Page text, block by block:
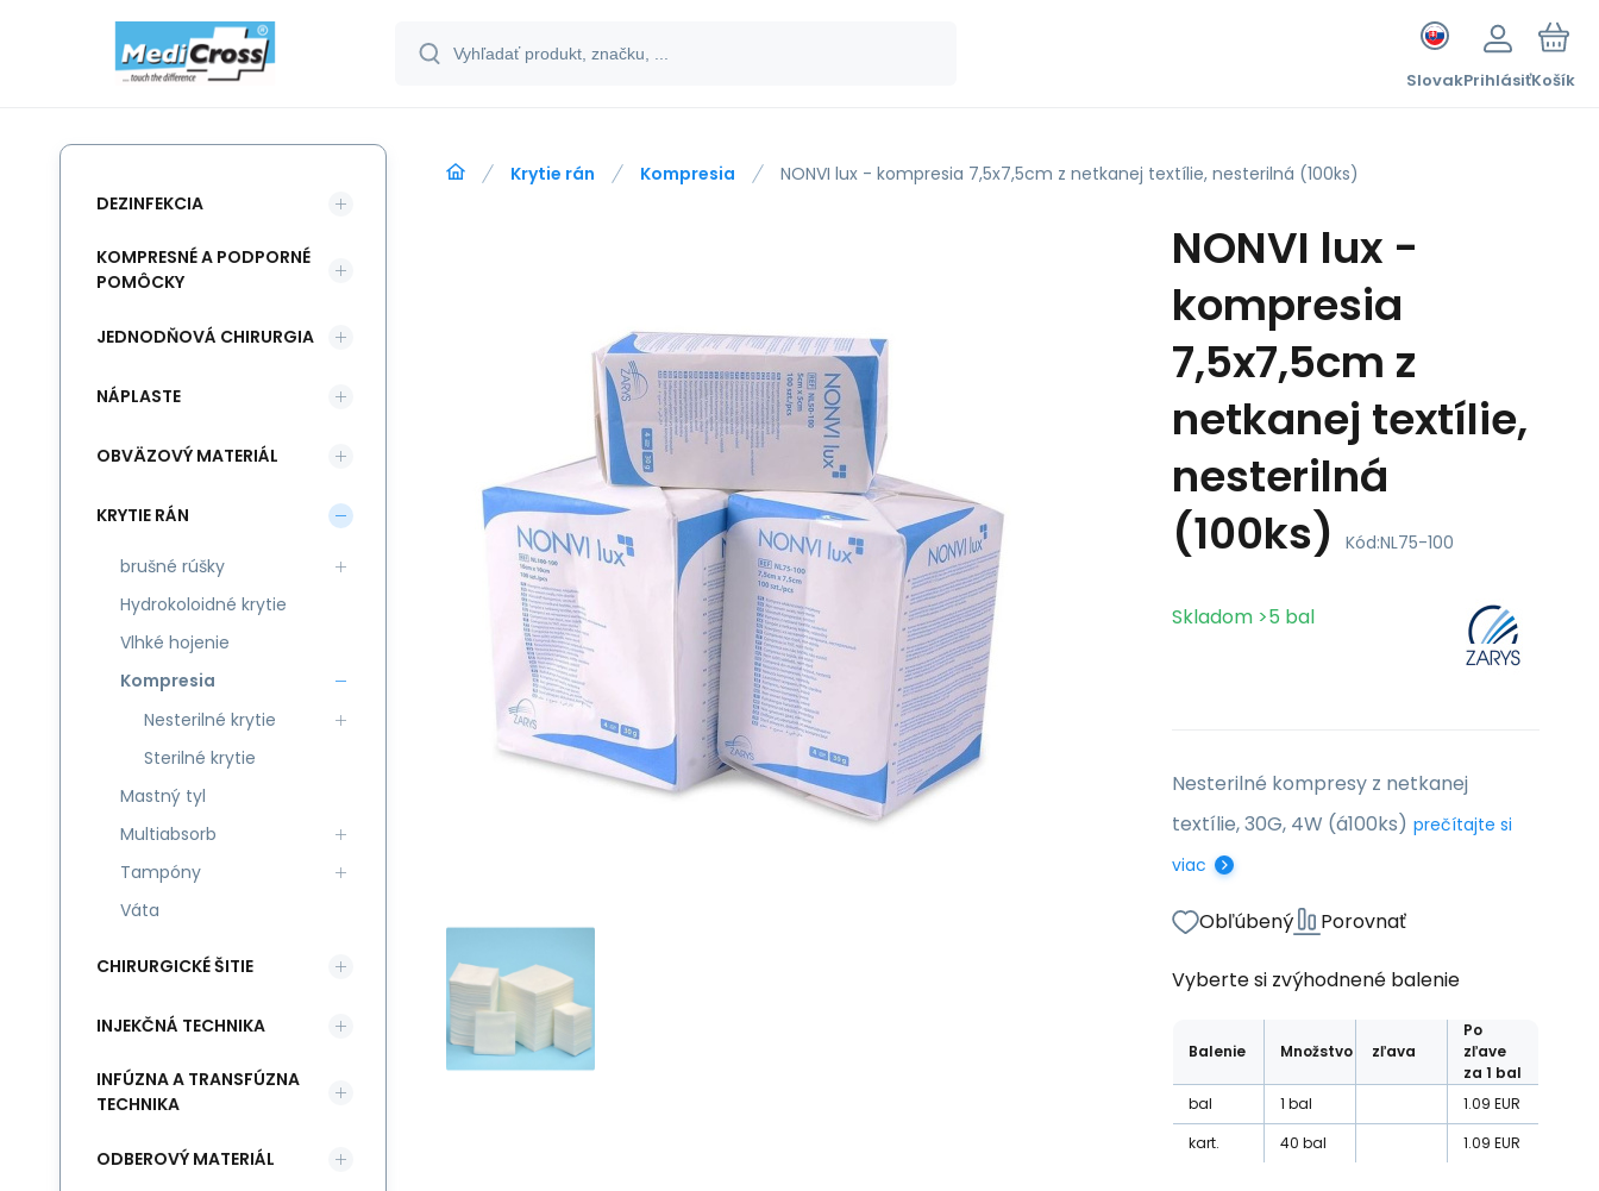
SlovakPrihlásiťKošík
Krytie rán Kompresia NONVI lux - kompresia 7,5x7,5cm z netkanej textílie, nesterilná (100ks)
NONVI lux -
kompresia
7,5x7,5cm z
netkanej textílie,
nesterilná
(100ks)
Kód:NL75-100
Skladom >5 bal
Nesterilné kompresy z netkanej
textílie, 30G, 4W (á100ks) prečítajte si
viac
Obľúbený Porovnať
Vyberte si zvýhodnené balenie
Balenie Množstvo zľava
Po
zľave
za 1 bal
bal
1 bal 1.09 EUR
kart.
40 bal 1.09 EUR
DEZINFEKCIA
KOMPRESNÉ A PODPORNÉ
POMÔCKY
JEDNODŇOVÁ CHIRURGIA
NÁPLASTE
OBVÄZOVÝ MATERIÁL
KRYTIE RÁN
brušné rúšky
Hydrokoloidné krytie
Vlhké hojenie
Kompresia
Nesterilné krytie
Sterilné krytie
Mastný tyl
Multiabsorb
Tampóny
Váta
CHIRURGICKÉ ŠITIE
INJEKČNÁ TECHNIKA
INFÚZNA A TRANSFÚZNA
TECHNIKA
ODBEROVÝ MATERIÁL